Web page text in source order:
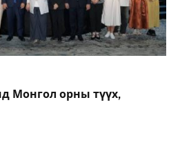
Монгол орны түүх,